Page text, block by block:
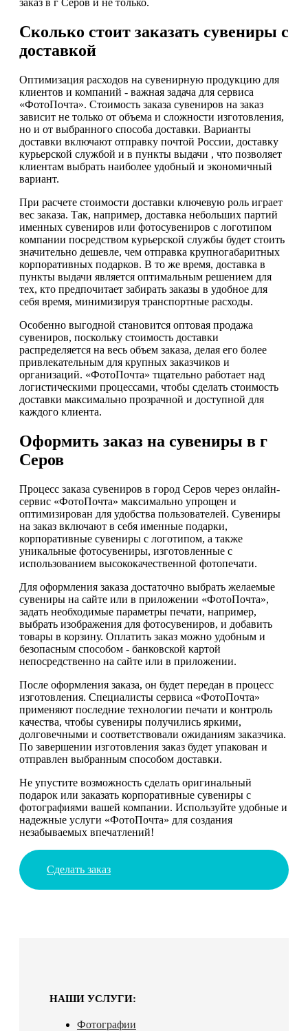
заказ в г Серов и не только.
Сколько стоит заказать сувениры с
доставкой
Оптимизация расходов на сувенирную продукцию для
клиентов и компаний - важная задача для сервиса
«ФотоПочта». Стоимость заказа сувениров на заказ
зависит не только от объема и сложности изготовления,
но и от выбранного способа доставки. Варианты
доставки включают отправку почтой России, доставку
курьерской службой и в пункты выдачи , что позволяет
клиентам выбрать наиболее удобный и экономичный
вариант.
При расчете стоимости доставки ключевую роль играет
вес заказа. Так, например, доставка небольших партий
именных сувениров или фотосувениров с логотипом
компании посредством курьерской службы будет стоить
значительно дешевле, чем отправка крупногабаритных
корпоративных подарков. В то же время, доставка в
пункты выдачи является оптимальным решением для
тех, кто предпочитает забирать заказы в удобное для
себя время, минимизируя транспортные расходы.
Особенно выгодной становится оптовая продажа
сувениров, поскольку стоимость доставки
распределяется на весь объем заказа, делая его более
привлекательным для крупных заказчиков и
организаций. «ФотоПочта» тщательно работает над
логистическими процессами, чтобы сделать стоимость
доставки максимально прозрачной и доступной для
каждого клиента.
Оформить заказ на сувениры в г
Серов
Процесс заказа сувениров в город Серов через онлайн-
сервис «ФотоПочта» максимально упрощен и
оптимизирован для удобства пользователей. Сувениры
на заказ включают в себя именные подарки,
корпоративные сувениры с логотипом, а также
уникальные фотосувениры, изготовленные с
использованием высококачественной фотопечати.
Для оформления заказа достаточно выбрать желаемые
сувениры на сайте или в приложении «ФотоПочта»,
задать необходимые параметры печати, например,
выбрать изображения для фотосувениров, и добавить
товары в корзину. Оплатить заказ можно удобным и
безопасным способом - банковской картой
непосредственно на сайте или в приложении.
После оформления заказа, он будет передан в процесс
изготовления. Специалисты сервиса «ФотоПочта»
применяют последние технологии печати и контроль
качества, чтобы сувениры получились яркими,
долговечными и соответствовали ожиданиям заказчика.
По завершении изготовления заказ будет упакован и
отправлен выбранным способом доставки.
Не упустите возможность сделать оригинальный
подарок или заказать корпоративные сувениры с
фотографиями вашей компании. Используйте удобные и
надежные услуги «ФотоПочта» для создания
незабываемых впечатлений!
Сделать заказ
НАШИ УСЛУГИ:
Фотографии